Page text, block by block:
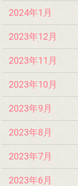
2024年1月
2023年12月
2023年11月
2023年10月
2023年9月
2023年8月
2023年7月
2023年6月